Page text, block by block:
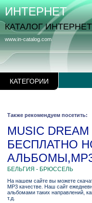
КАТЕГОРИИ
www.in-catalog.com
ИНТЕРНЕТ
КАТАЛОГ
Также рекомендуем посетить:
MUSIC
БЕСПЛАТНО
БЕЛЬГИЯ - БРЮССЕЛЬ
На нашем сайте вы можете
MP3 качестве. Наш сайт
альбомами таких направлений,
т.д.